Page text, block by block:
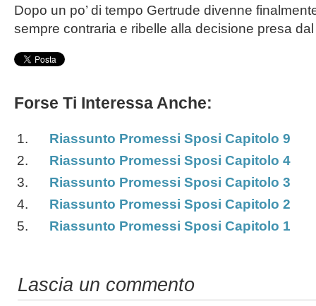
Dopo un po’ di tempo Gertrude divenne
sempre contraria e ribelle alla decisione presa
Forse Ti Interessa Anche:
Riassunto Promessi Sposi Capitolo 9
Riassunto Promessi Sposi Capitolo 4
Riassunto Promessi Sposi Capitolo 3
Riassunto Promessi Sposi Capitolo 2
Riassunto Promessi Sposi Capitolo 1
Lascia un commento